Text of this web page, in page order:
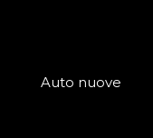
Auto nuove